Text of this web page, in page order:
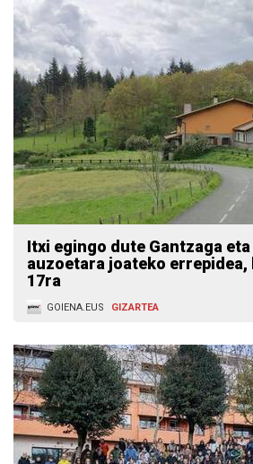
Itxi egingo dute Gantzaga
auzoetara joateko
17ra
GOIENA.EUS GIZARTEA